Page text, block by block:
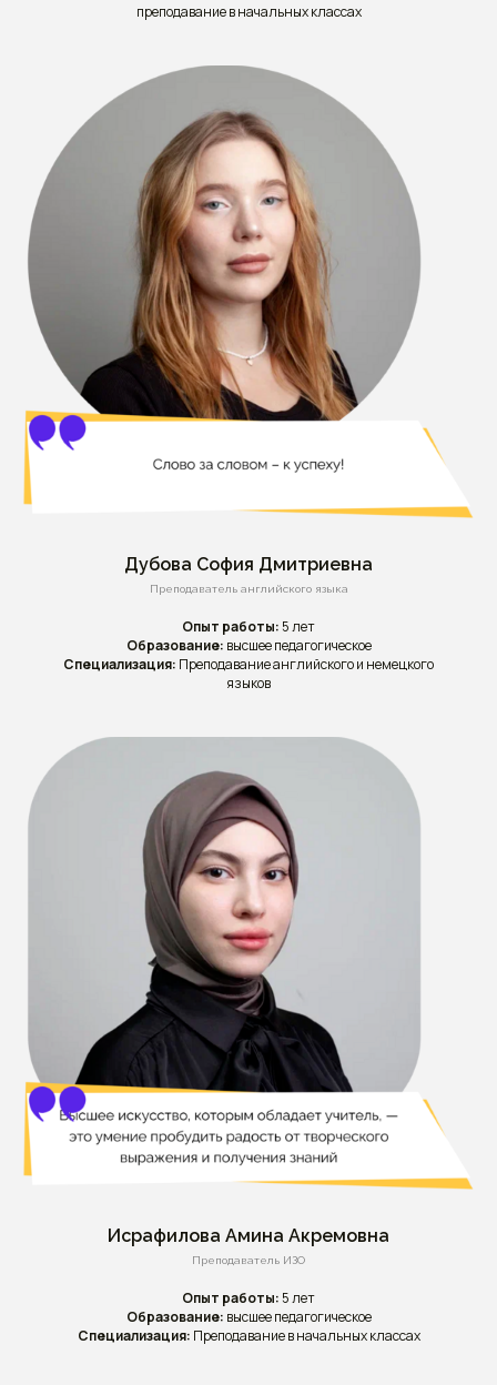
преподавание в начальных классах
Дубова София Дмитриевна
Преподаватель английского языка
Опыт работы: 5 лет
Образование: высшее педагогическое
Специализация: Преподавание английского и немецкого
языков
Исрафилова Амина Акремовна
Преподаватель ИЗО
Опыт работы: 5 лет
Образование: высшее педагогическое
Специализация: Преподавание в начальных классах